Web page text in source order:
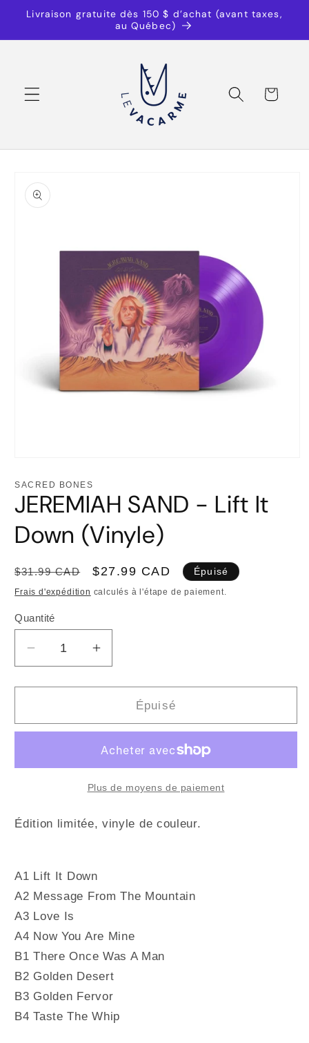
passer
Livraison gratuite dès 150 $ d’achat (avant taxes,
au Québec)
Panier
informations
produits
média
dans
une
fenêtre
modale
SACRED BONES
JEREMIAH SAND - Lift It
Down (Vinyle)
Prix
habituel
$31.99 CAD
Prix
promotionnel
$27.99 CAD Épuisé
Frais d'expédition calculés à l'étape de paiement.
Quantité
Quantité
Réduire
la
quantité
JEREMIAH
Lift
(Vinyle)
Augmenter
la
quantité
JEREMIAH
Lift
It
(Vinyle)
Épuisé
Plus de moyens de paiement
Édition limitée, vinyle de couleur.
A1 Lift It Down
A2 Message From The Mountain
A3 Love Is
A4 Now You Are Mine
B1 There Once Was A Man
B2 Golden Desert
B3 Golden Fervor
B4 Taste The Whip